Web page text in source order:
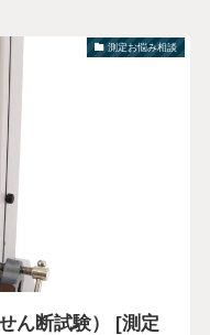
測定お悩み相談
ん断試験） [測定